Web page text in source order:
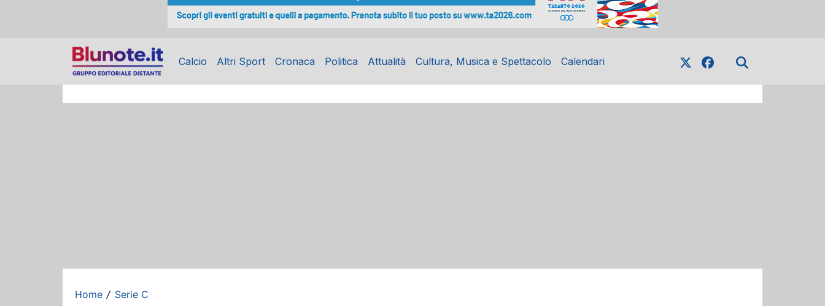
Calcio Altri Sport Cronaca Politica Attualità Cultura, Musica e Spettacolo Calendari
Home / Serie C